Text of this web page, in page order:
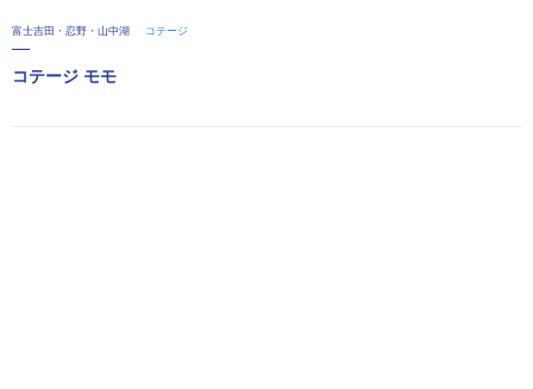
富士吉田・忍野・山中湖 コテージ
コテージ モモ